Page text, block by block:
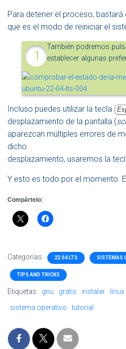
Para detener el proceso,
que es el modo de reiniciar el
También podremos
establecer algunas
Incluso puedes utilizar la tecla
desplazamiento de la pantalla (
aparezcan múltiples errores de
dicho
desplazamiento, usaremos la
Y esto es todo por el momento.
Compártelo:
Categorías: 22.04 LTS SISTEMAS
TIPS AND TRICKS
Etiquetas: gnu gratis instalar linux
sistema operativo
tutorial